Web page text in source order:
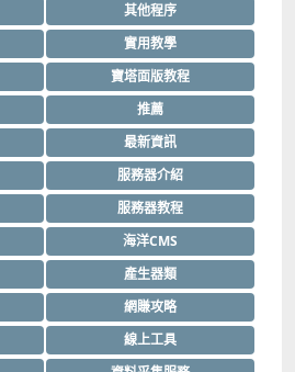
其他程序
實用教學
寶塔面版教程
推薦
最新資訊
服務器介紹
服務器教程
海洋CMS
產生器類
網賺攻略
線上工具